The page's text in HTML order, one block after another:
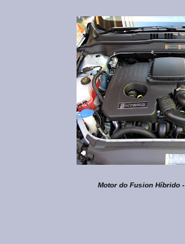
Motor do Fusion Híbrido